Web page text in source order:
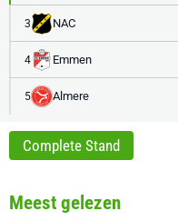
3 NAC
4 Emmen
5 Almere
Complete Stand
Meest gelezen